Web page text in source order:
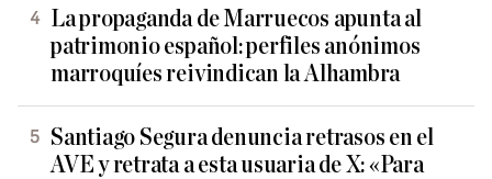
La propaganda de Marruecos apunta al
patrimonio español: perfiles anónimos
marroquíes reivindican la Alhambra
Santiago Segura denuncia retrasos en el
AVE y retrata a esta usuaria de X: «Para